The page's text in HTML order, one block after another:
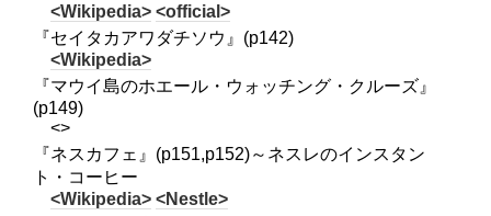
<Wikipedia> <official>
『セイタカアワダチソウ』(p142)
<Wikipedia>
『マウイ島のホエール・ウォッチング・クルーズ』
(p149)
<>
『ネスカフェ』(p151,p152)～ネスレのインスタン
ト・コーヒー
<Wikipedia> <Nestle>